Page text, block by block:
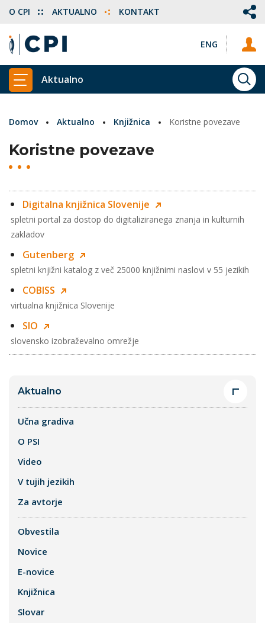
ENG
O CPI AKTUALNO KONTAKT
PRIKAŽI GLAVNI MENI
Aktualno
Domov Aktualno Knjižnica Koristne povezave
Koristne povezave
Digitalna knjižnica Slovenije
spletni portal za dostop do digitaliziranega znanja in kulturnih
zakladov
Gutenberg
spletni knjižni katalog z več 25000 knjižnimi naslovi v 55 jezikih
COBISS
virtualna knjižnica Slovenije
SIO
slovensko izobraževalno omrežje
Aktualno
Učna gradiva
O PSI
Video
V tujih jezikih
Za avtorje
Obvestila
Novice
E-novice
Knjižnica
Slovar